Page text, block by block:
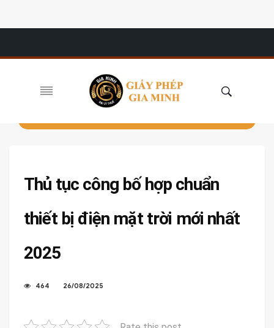
Thủ tục công bố hợp chuẩn
thiết bị điện mặt trời mới nhất
2025
464 26/08/2025